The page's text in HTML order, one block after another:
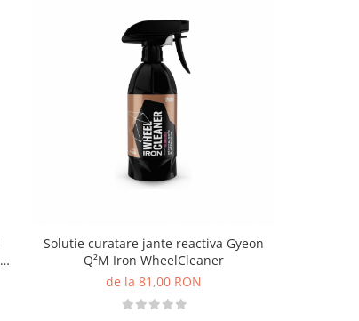
Solutie curatare jante reactiva Gyeon
Q²M Iron WheelCleaner
de la 81,00 RON